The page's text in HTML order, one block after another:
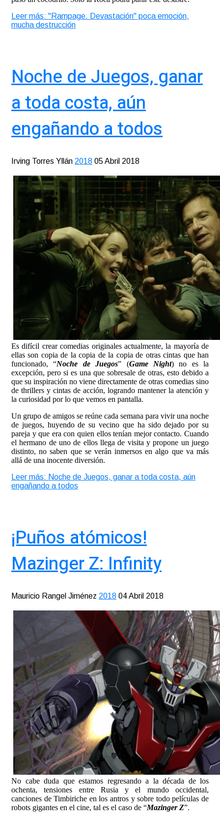
Leer más: "Rampage. Devastación" poca emoción,
mucha destrucción
Noche de Juegos, ganar
a toda costa, aún
engañando a todos
Irving Torres Yllán 2018 05 Abril 2018
Es difícil crear comedias originales actualmente, la mayoría de
ellas son copia de la copia de la copia de otras cintas que han
funcionado, “Noche de Juegos” (Game Night) no es la
excepción, pero si es una que sobresale de otras, esto debido a
que su inspiración no viene directamente de otras comedias sino
de thrillers y cintas de acción, logrando mantener la atención y
la curiosidad por lo que vemos en pantalla.
Un grupo de amigos se reúne cada semana para vivir una noche
de juegos, huyendo de su vecino que ha sido dejado por su
pareja y que era con quien ellos tenían mejor contacto. Cuando
el hermano de uno de ellos llega de visita y propone un juego
distinto, no saben que se verán inmersos en algo que va más
allá de una inocente diversión.
Leer más: Noche de Juegos, ganar a toda costa, aún
engañando a todos
¡Puños atómicos!
Mazinger Z: Infinity
Mauricio Rangel Jiménez 2018 04 Abril 2018
No cabe duda que estamos regresando a la década de los
ochenta, tensiones entre Rusia y el mundo occidental,
canciones de Timbiriche en los antros y sobre todo películas de
robots gigantes en el cine, tal es el caso de “Mazinger Z”.